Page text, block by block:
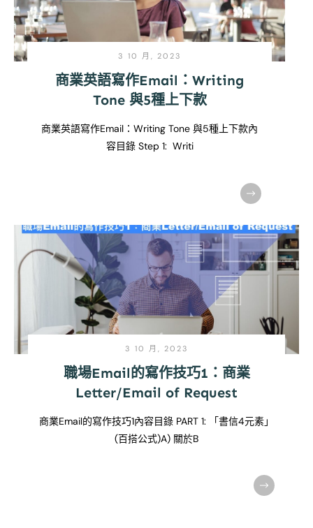
3 10 月, 2023
商業英語寫作Email：Writing
Tone 與5種上下款
商業英語寫作Email：Writing Tone 與5種上下款內
容目錄 Step 1: Writi
3 10 月, 2023
職場Email的寫作技巧1：商業
Letter/Email of Request
商業Email的寫作技巧1內容目錄 PART 1: 「書信4元素」
(百搭公式)A) 關於B